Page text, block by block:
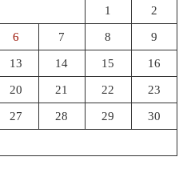
1 2
6 7 8 9
13 14 15 16
20 21 22 23
27 28 29 30